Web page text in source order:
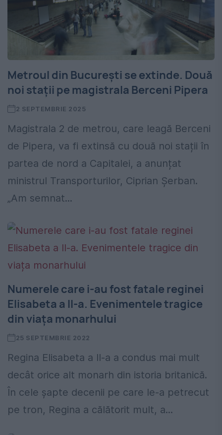
Metroul din București se extinde. Două
noi stații pe magistrala Berceni Pipera
2 SEPTEMBRIE 2025
Magistrala 2 de metrou, care leagă Berceni
de Pipera, va fi extinsă cu două noi stații în
partea de nord a Capitalei, a anunțat
ministrul Transporturilor, Ciprian Șerban.
„Am semnat...
Numerele care i-au fost fatale reginei
Elisabeta a II-a. Evenimentele tragice
din viața monarhului
25 SEPTEMBRIE 2022
Regina Elisabeta a II-a a condus mai mult
decât orice alt monarh din istoria britanică.
În cele șapte decenii pe care le-a petrecut
pe tron, Regina a călătorit mult, a...